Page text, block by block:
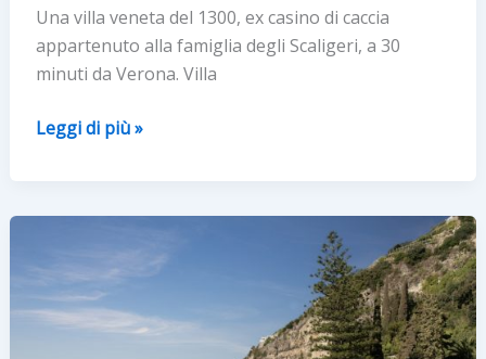
Una villa veneta del 1300, ex casino di caccia
appartenuto alla famiglia degli Scaligeri, a 30
minuti da Verona. Villa
Villa
e
nella
natura
veneta
Leggi di più »